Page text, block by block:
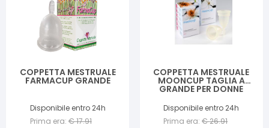
COPPETTA MESTRUALE
FARMACUP GRANDE
Disponibile entro 24h
Prima era: €17.91
COPPETTA MESTRUALE
MOONCUP TAGLIA A
GRANDE PER DONNE
Disponibile entro 24h
Prima era: €26.91